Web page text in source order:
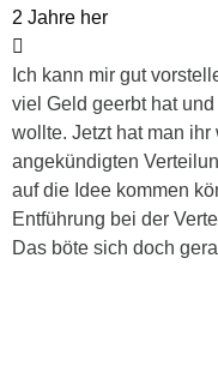
2 Jahre her
Ich kann mir gut
viel Geld geerbt hat
wollte. Jetzt hat man
angekündigten
auf die Idee kommen
Entführung bei der
Das böte sich doch